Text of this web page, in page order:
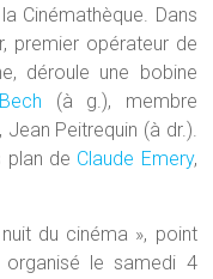
Cinémathèque. Dans
premier opérateur de
déroule une bobine
(à g.), membre
Peitrequin (à dr.).
plan de Claude Emery,
du cinéma », point
organisé le samedi 4